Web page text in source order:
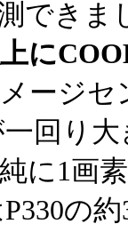
できま
に
ージ
回り
に1画
の